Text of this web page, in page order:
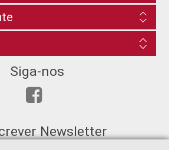
Siga-nos
Newsletter